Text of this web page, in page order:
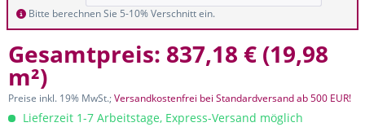
Bitte berechnen Sie 5-10% Verschnitt ein.
Gesamtpreis: 837,18 € (19,98
m²)
Preise inkl. 19% MwSt.;Versandkostenfrei bei Standardversand ab 500 EUR!
Lieferzeit 1-7 Arbeitstage, Express-Versand möglich